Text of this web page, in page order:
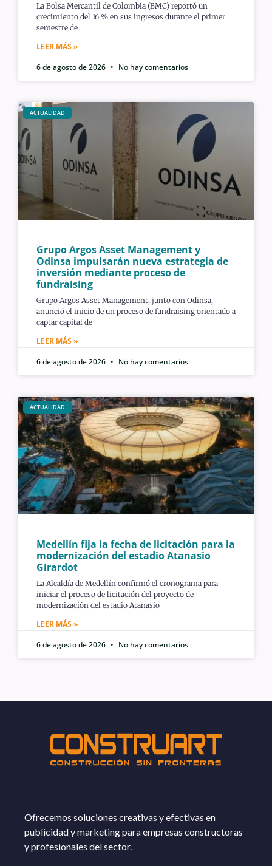
La Bolsa Mercantil de Colombia (BMC) reportó un
crecimiento del 16 % en sus ingresos durante el primer
semestre de
LEER MÁS »
6 de agosto de 2026
No hay comentarios
ACTUALIDAD
Grupo Argos Asset Management y
Odinsa impulsarán nueva estrategia de
inversión mediante proceso de
fundraising
Grupo Argos Asset Management, junto con Odinsa,
anunció el inicio de un proceso de fundraising orientado a
captar capital de
LEER MÁS »
6 de agosto de 2026
No hay comentarios
ACTUALIDAD
Medellín fija la fecha de licitación para la
modernización del estadio Atanasio
Girardot
La Alcaldía de Medellín confirmó el cronograma para
iniciar el proceso de licitación del proyecto de
modernización del estadio Atanasio
LEER MÁS »
6 de agosto de 2026
No hay comentarios
Ofrecemos soluciones creativas y efectivas en
publicidad y marketing para empresas constructoras
y profesionales del sector.